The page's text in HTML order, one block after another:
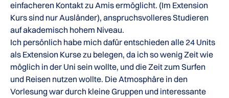
einfacheren Kontakt zu Amis ermöglicht. (Im Extension
Kurs sind nur Ausländer), anspruchsvolleres Studieren
auf akademisch hohem Niveau.
Ich persönlich habe mich dafür entschieden alle 24 Units
als Extension Kurse zu belegen, da ich so wenig Zeit wie
möglich in der Uni sein wollte, und die Zeit zum Surfen
und Reisen nutzen wollte. Die Atmosphäre in den
Vorlesung war durch kleine Gruppen und interessante